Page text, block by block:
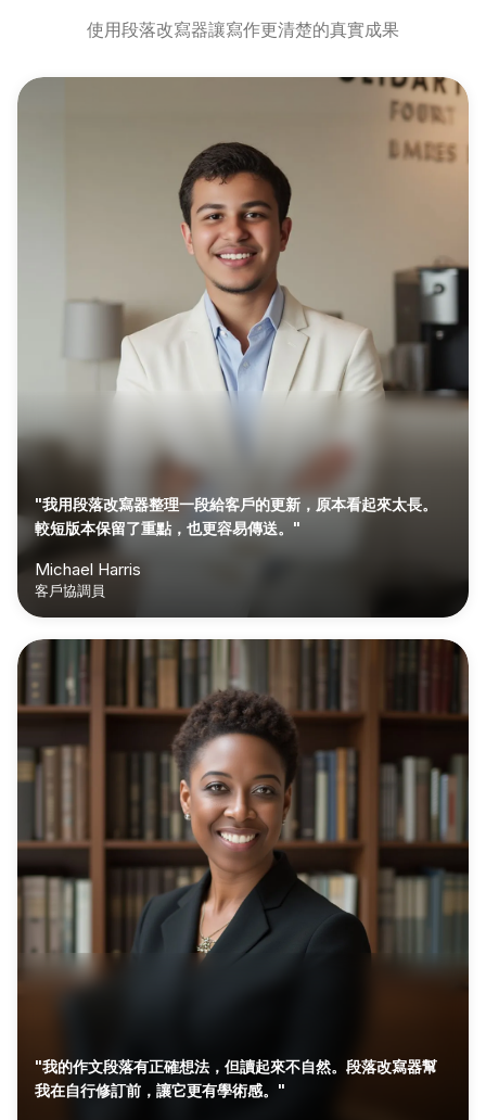
使用段落改寫器讓寫作更清楚的真實成果
"我用段落改寫器整理一段給客戶的更新，原本看起來太長。
較短版本保留了重點，也更容易傳送。"
Michael Harris
客戶協調員
"我的作文段落有正確想法，但讀起來不自然。段落改寫器幫
我在自行修訂前，讓它更有學術感。"